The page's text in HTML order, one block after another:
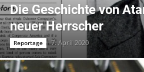
Die Geschichte von
neuer Herrscher
Reportage 7. April 2020